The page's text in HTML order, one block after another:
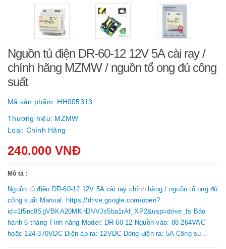
Nguồn tủ điện DR-60-12 12V 5A cài ray /
chính hãng MZMW / nguồn tổ ong đủ công
suất
Mã sản phẩm: HH005313
Thương hiệu: MZMW
Loại: Chính Hãng
240.000 VNĐ
Mô tả :
Nguồn tủ điện DR-60-12 12V 5A cài ray chính hãng / nguồn tổ ong đủ
công suất Manual: https://drive.google.com/open?
id=1f5nc8SgVBKA20MKnDNVJs5ba1rAf_XP2&usp=drive_fs Bảo
hành 6 tháng Tính năng Model: DR-60-12 Nguồn vào: 88-264VAC
hoặc 124-370VDC Điện áp ra: 12VDC Dòng điện ra: 5A Công su...